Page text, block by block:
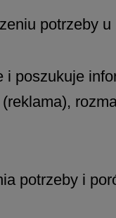
potrzeby u
poszukuje
potrzeby i